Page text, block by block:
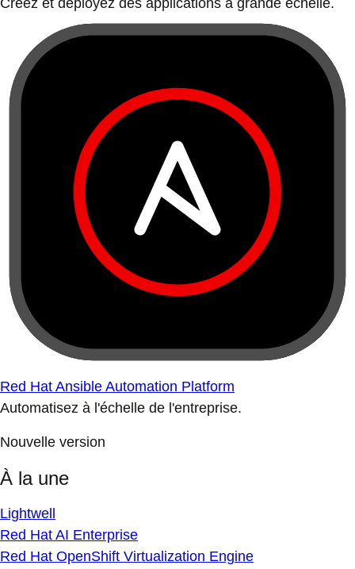
Créez et déployez des applications à grande échelle.
Red Hat Ansible Automation Platform
Automatisez à l'échelle de l'entreprise.
Nouvelle version
À la une
Lightwell
Red Hat AI Enterprise
Red Hat OpenShift Virtualization Engine